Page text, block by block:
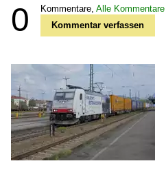
0 Kommentare, Alle Kommentare
Kommentar verfassen